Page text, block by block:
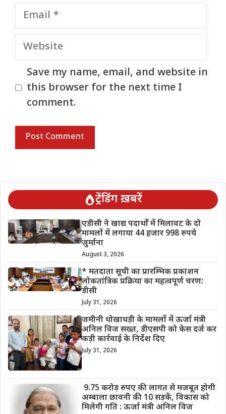
Email
Website
Save my name, email, and website in
this browser for the next time I
comment.
ट्रेंडिंग ख़बरें
एडीसी ने खाद्य पदार्थों में मिलावट के दो
मामलों में लगाया 44 हजार 998 रुपये
जुर्माना
August 3, 2026
* मतदाता सूची का प्रारम्भिक प्रकाशन
लोकतांत्रिक प्रक्रिया का महत्वपूर्ण चरण:
डीसी
July 31, 2026
जमीनी धोखाधड़ी के मामलों में ऊर्जा मंत्री
अनिल विज सख्त, डीएसपी को केस दर्ज कर
कड़ी कार्रवाई के निर्देश दिए
July 31, 2026
9.75 करोड़ रुपए की लागत से मजबूत होगी
अम्बाला छावनी की 10 सड़कें, विकास को
मिलेगी गति : ऊर्जा मंत्री अनिल विज